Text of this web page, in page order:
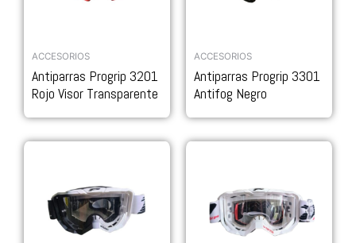
ACCESORIOS
Antiparras Progrip 3201
Rojo Visor Transparente
ACCESORIOS
Antiparras Progrip 3301
Antifog Negro